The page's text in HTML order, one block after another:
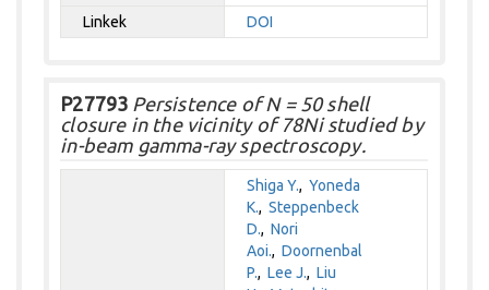
Linkek
DOI
P27793 Persistence of N = 50 shell
closure in the vicinity of 78Ni studied by
in-beam gamma-ray spectroscopy.
Shiga Y.,Yoneda
K.,Steppenbeck
D.,Nori
Aoi.,Doornenbal
P.,Lee J.,Liu